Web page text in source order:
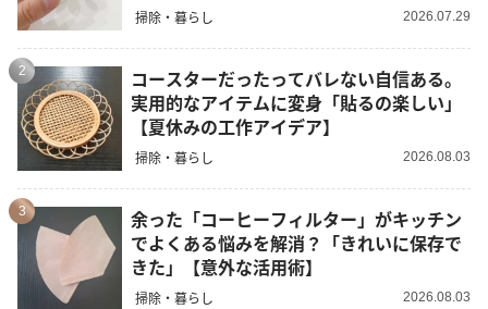
掃除・暮らし 2026.07.29
2
コースターだったってバレない自信ある。
実用的なアイテムに変身「貼るの楽しい」
【夏休みの工作アイデア】
掃除・暮らし 2026.08.03
3
余った「コーヒーフィルター」がキッチン
でよくある悩みを解消？「きれいに保存で
きた」【意外な活用術】
掃除・暮らし 2026.08.03